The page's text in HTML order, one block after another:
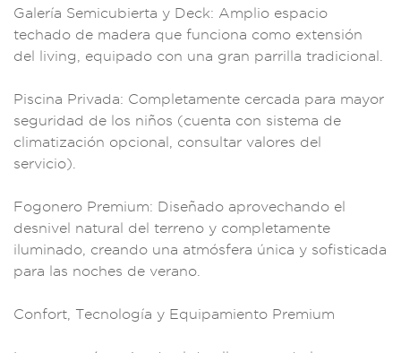
Galería Semicubierta y Deck: Amplio espacio
techado de madera que funciona como extensión
del living, equipado con una gran parrilla tradicional.
Piscina Privada: Completamente cercada para mayor
seguridad de los niños (cuenta con sistema de
climatización opcional, consultar valores del
servicio).
Fogonero Premium: Diseñado aprovechando el
desnivel natura l del terreno y completamente
i luminado, creando una atmósfera única y sofisticada
para l as noches de verano.
Confort, Tecnología y Equipamiento Premium